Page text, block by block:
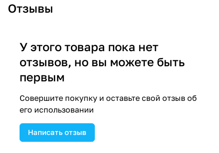
Отзывы
У этого товара пока нет
отзывов, но вы можете быть
первым
Совершите покупку и оставьте свой отзыв об
его использовании
Написать отзыв